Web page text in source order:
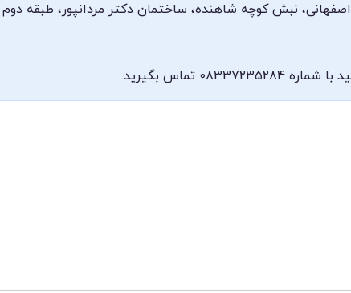
اصفهانی، نبش کوچه شاهنده، ساختمان دکتر مردانپور، طبقه
تماس بگیرید.